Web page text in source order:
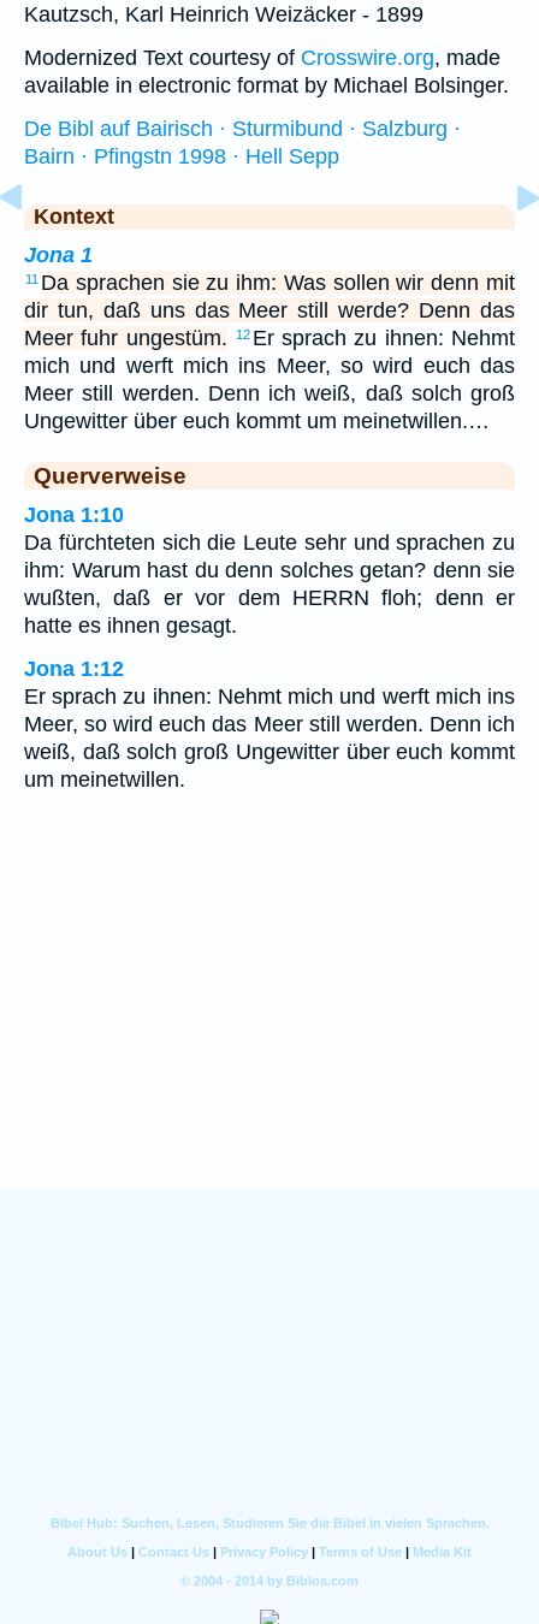
Kautzsch, Karl Heinrich Weizäcker - 1899
Modernized Text courtesy of Crosswire.org, made
available in electronic format by Michael Bolsinger.
De Bibl auf Bairisch · Sturmibund · Salzburg ·
Bairn · Pfingstn 1998 · Hell Sepp
Kontext
Jona 1
11 Da sprachen sie zu ihm: Was sollen wir denn mit
dir tun, daß uns das Meer still werde? Denn das
Meer fuhr ungestüm.
12 Er sprach zu ihnen: Nehmt
mich und werft mich ins Meer, so wird euch das
Meer still werden. Denn ich weiß, daß solch groß
Ungewitter über euch kommt um meinetwillen.…
Querverweise
Jona 1:10
Da fürchteten sich die Leute sehr und sprachen zu
ihm: Warum hast du denn solches getan? denn sie
wußten, daß er vor dem HERRN floh; denn er
hatte es ihnen gesagt.
Jona 1:12
Er sprach zu ihnen: Nehmt mich und werft mich ins
Meer, so wird euch das Meer still werden. Denn ich
weiß, daß solch groß Ungewitter über euch kommt
um meinetwillen.